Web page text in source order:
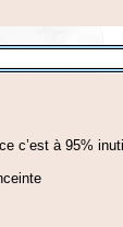
c’est à 95%